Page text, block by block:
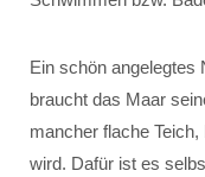
Ein schön angelegtes
braucht das Maar
mancher flache
wird. Dafür ist es